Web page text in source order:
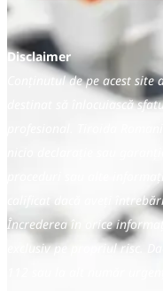
Disclaimer
Conținutul de pe acest
destinat să înlocuiască
profesional. Tiroida
nicio declarație sau
proceduri sau alte
calificat dacă aveți
Încrederea în orice
exclusiv pe propriul risc.